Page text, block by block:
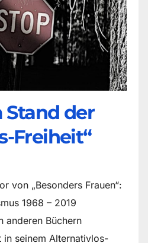
Stand der
Freiheit“
von „Besonders Frauen“:
1968 – 2019
anderen Büchern
in seinem Alternativlos-